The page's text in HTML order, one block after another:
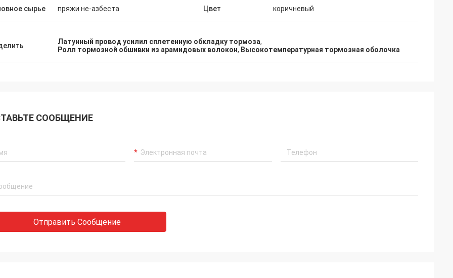
сырье пряжи не-азбеста Цвет коричневый
Латунный провод усилил сплетенную обкладку тормоза,
Ролл тормозной обшивки из арамидовых волокон, Высокотемпературная тормозная оболочка
СООБЩЕНИЕ
Отправить Сообщение